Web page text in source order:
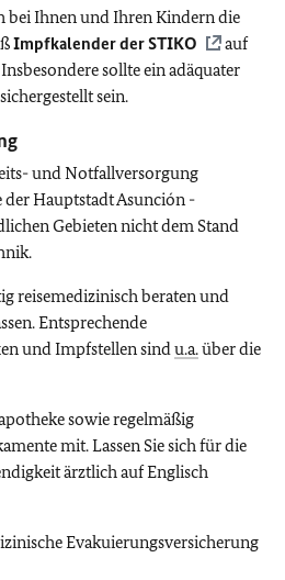
bei Ihnen und Ihren Kindern die
Impfkalender derSTIKO
auf
sollte ein adäquater
sein.
und Notfallversorgung
Hauptstadt Asunción -
Gebieten nicht dem Stand
reisemedizinisch beraten und
Entsprechende
und Impfstellen sindu.a.über die
sowie regelmäßig
mit. Lassen Sie sich für die
ärztlich auf Englisch
Evakuierungsversicherung